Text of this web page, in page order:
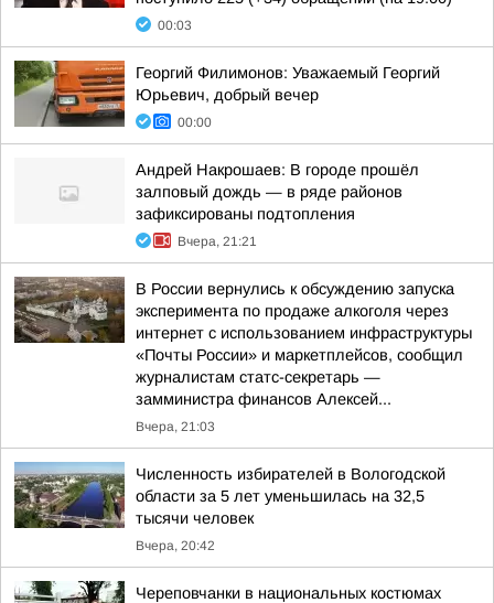
00:03
Георгий Филимонов: Уважаемый Георгий
Юрьевич, добрый вечер
00:00
Андрей Накрошаев: В городе прошёл
залповый дождь — в ряде районов
зафиксированы подтопления
Вчера, 21:21
В России вернулись к обсуждению запуска
эксперимента по продаже алкоголя через
интернет с использованием инфраструктуры
«Почты России» и маркетплейсов, сообщил
журналистам статс-секретарь —
замминистра финансов Алексей...
Вчера, 21:03
Численность избирателей в Вологодской
области за 5 лет уменьшилась на 32,5
тысячи человек
Вчера, 20:42
Череповчанки в национальных костюмах